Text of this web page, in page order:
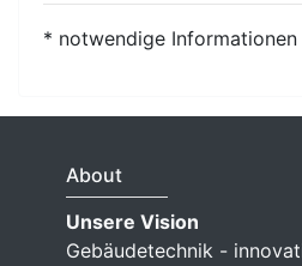
* notwendige Informationen
About
Unsere Vision
Gebäudetechnik -